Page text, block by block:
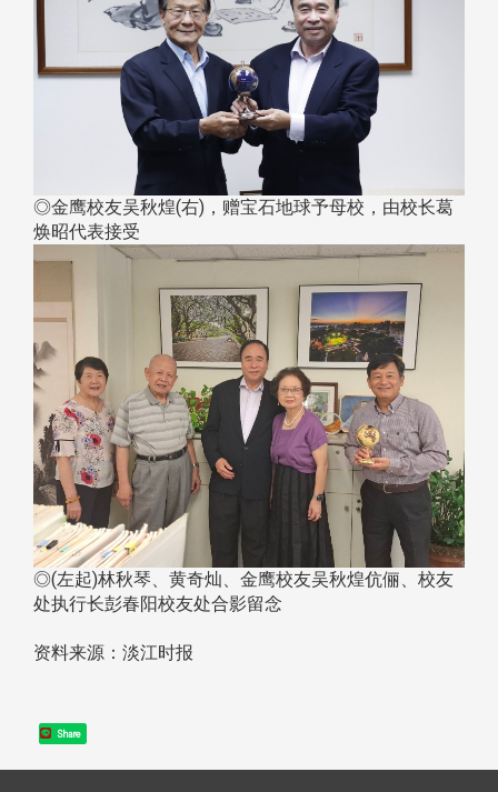
◎金鹰校友吴秋煌(右)，赠宝石地球予母校，由校长葛
焕昭代表接受
◎(左起)林秋琴、黄奇灿、金鹰校友吴秋煌伉俪、校友
处执行长彭春阳校友处合影留念
资料来源：淡江时报
Share